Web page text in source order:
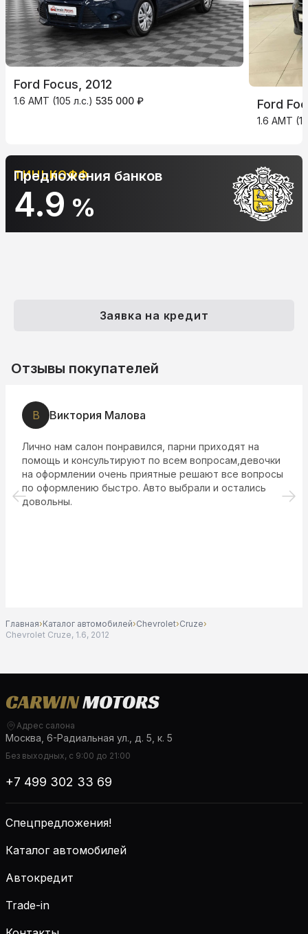
Ford Focus, 2012
1.6 AMT (105 л.с.) 535 000 ₽ Ford
1.6 AMT
ТИНЬКОФФ
4.9 %
Предложения банков
Заявка на кредит
Отзывы покупателей
В Виктория Малова
Лично нам салон понравился, парни приходят на
помощь и консультируют по всем вопросам,девочки
на оформлении очень приятные решают все вопросы
по оформлению быстро. Авто выбрали и остались
довольны.
Главная›Каталог автомобилей›Chevrolet›Cruze›
Chevrolet Cruze, 1.6, 2012
Адрес салона
Москва, 6-Радиальная ул., д. 5, к. 5
Без выходных, с 9:00 до 21:00
+7 499 302 33 69
Спецпредложения!
Каталог автомобилей
Автокредит
Trade-in